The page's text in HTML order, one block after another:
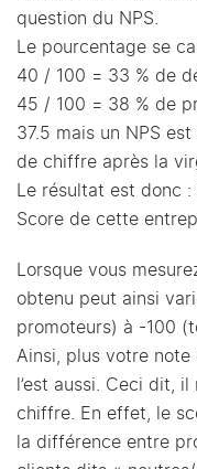
question du NPS.
Le pourcentage se
40 / 100 = 33 % de
45 / 100 = 38 % de
37.5 mais un NPS
de chiffre après la
Le résultat est donc
Score de cette
Lorsque vous
obtenu peut ainsi
promoteurs) à -100
Ainsi, plus votre
l’est aussi. Ceci dit,
chiffre. En effet, le
la différence entre